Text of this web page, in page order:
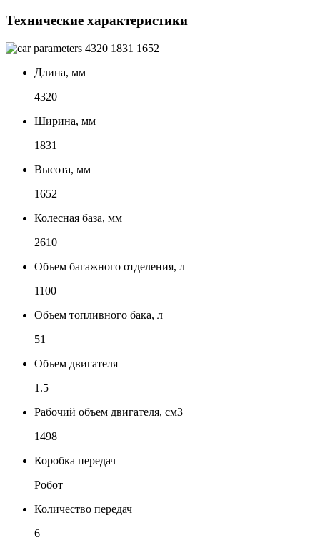
Технические характеристики
4320 1831 1652
Длина, мм
4320
Ширина, мм
1831
Высота, мм
1652
Колесная база, мм
2610
Объем багажного отделения, л
1100
Объем топливного бака, л
51
Объем двигателя
1.5
Рабочий объем двигателя, см3
1498
Коробка передач
Робот
Количество передач
6